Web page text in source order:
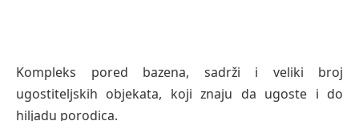
Kompleks pored bazena, sadrži i veliki broj
ugostiteljskih objekata, koji znaju da ugoste i do
hiljadu porodica.